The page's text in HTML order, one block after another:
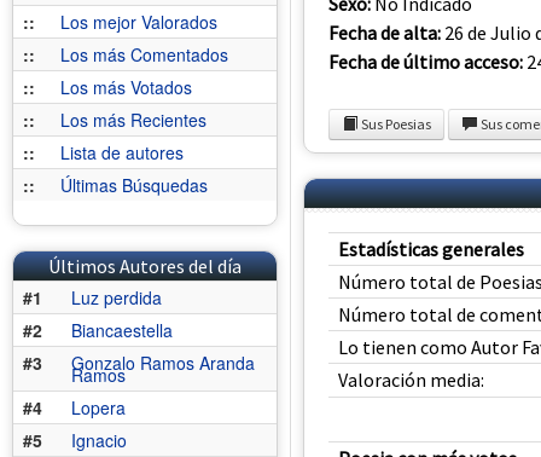
::
Los mejor Valorados
::
Los más Comentados
::
Los más Votados
::
Los más Recientes
::
Lista de autores
::
Últimas Búsquedas
Últimos Autores del día
#1
Luz perdida
#2
Biancaestella
#3
Gonzalo Ramos Aranda
Ramos
#4
Lopera
#5
Ignacio
Fecha de alta: 26 de Julio
Fecha de último acceso:
Sus Poesias Sus
Estadísticas generales
Número total de
Número total de
Lo tienen como Autor
Valoración media: